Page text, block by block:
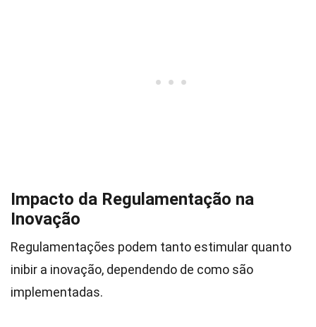
Impacto da Regulamentação na
Inovação
Regulamentações podem tanto estimular quanto
inibir a inovação, dependendo de como são
implementadas.